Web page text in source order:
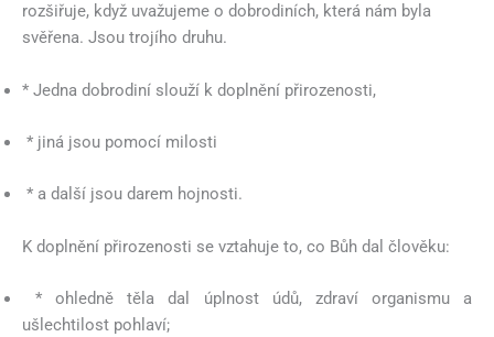
rozšiřuje, když uvažujeme o dobrodiních, která nám byla
svěřena. Jsou trojího druhu.
* Jedna dobrodiní slouží k doplnění přirozenosti,
* jiná jsou pomocí milosti
* a další jsou darem hojnosti.
K doplnění přirozenosti se vztahuje to, co Bůh dal člověku:
* ohledně těla dal úplnost údů, zdraví organismu a
ušlechtilost pohlaví;